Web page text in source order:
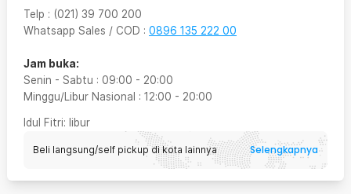
Telp : (021) 39 700 200
Whatsapp Sales / COD : 0896 135 222 00
Jam buka:
Senin - Sabtu : 09:00 - 20:00
Minggu/Libur Nasional : 12:00 - 20:00
Idul Fitri: libur
Beli langsung/self pickup di kota lainnya Selengkapnya